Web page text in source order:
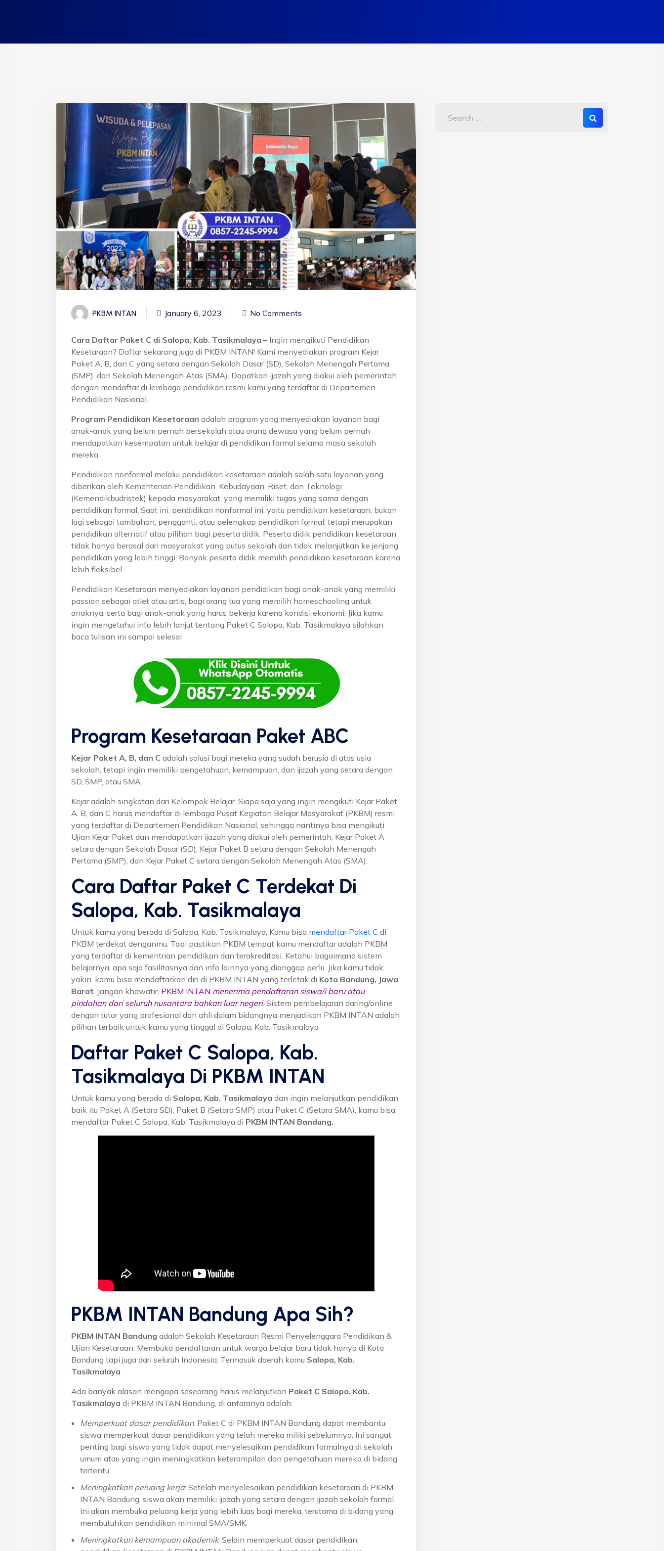
PKBM INTAN January 6, 2023 No Comments
Cara Daftar Paket C di Salopa, Kab. Tasikmalaya – Ingin mengikuti Pendidikan
Kesetaraan? Daftar sekarang juga di PKBM INTAN! Kami menyediakan program Kejar
Paket A, B, dan C yang setara dengan Sekolah Dasar (SD), Sekolah Menengah Pertama
(SMP), dan Sekolah Menengah Atas (SMA). Dapatkan ijazah yang diakui oleh pemerintah
dengan mendaftar di lembaga pendidikan resmi kami yang terdaftar di Departemen
Pendidikan Nasional.
Program Pendidikan Kesetaraan adalah program yang menyediakan layanan bagi
anak-anak yang belum pernah bersekolah atau orang dewasa yang belum pernah
mendapatkan kesempatan untuk belajar di pendidikan formal selama masa sekolah
mereka
Pendidikan nonformal melalui pendidikan kesetaraan adalah salah satu layanan yang
diberikan oleh Kementerian Pendidikan, Kebudayaan, Riset, dan Teknologi
(Kemendikbudristek) kepada masyarakat, yang memiliki tugas yang sama dengan
pendidikan formal. Saat ini, pendidikan nonformal ini, yaitu pendidikan kesetaraan, bukan
lagi sebagai tambahan, pengganti, atau pelengkap pendidikan formal, tetapi merupakan
pendidikan alternatif atau pilihan bagi peserta didik. Peserta didik pendidikan kesetaraan
tidak hanya berasal dari masyarakat yang putus sekolah dan tidak melanjutkan ke jenjang
pendidikan yang lebih tinggi. Banyak peserta didik memilih pendidikan kesetaraan karena
lebih fleksibel.
Pendidikan Kesetaraan menyediakan layanan pendidikan bagi anak-anak yang memiliki
passion sebagai atlet atau artis, bagi orang tua yang memilih homeschooling untuk
anaknya, serta bagi anak-anak yang harus bekerja karena kondisi ekonomi. Jika kamu
ingin mengetahui info lebih lanjut tentang Paket C Salopa, Kab. Tasikmalaya silahkan
baca tulisan ini sampai selesai
Program Kesetaraan Paket ABC
Kejar Paket A, B, dan C adalah solusi bagi mereka yang sudah berusia di atas usia
sekolah, tetapi ingin memiliki pengetahuan, kemampuan, dan ijazah yang setara dengan
SD, SMP, atau SMA.
Kejar adalah singkatan dari Kelompok Belajar. Siapa saja yang ingin mengikuti Kejar Paket
A, B, dan C harus mendaftar di lembaga Pusat Kegiatan Belajar Masyarakat (PKBM) resmi
yang terdaftar di Departemen Pendidikan Nasional, sehingga nantinya bisa mengikuti
Ujian Kejar Paket dan mendapatkan ijazah yang diakui oleh pemerintah. Kejar Paket A
setara dengan Sekolah Dasar (SD), Kejar Paket B setara dengan Sekolah Menengah
Pertama (SMP), dan Kejar Paket C setara dengan Sekolah Menengah Atas (SMA).
Cara Daftar Paket C Terdekat Di
Salopa, Kab. Tasikmalaya
Untuk kamu yang berada di Salopa, Kab. Tasikmalaya, Kamu bisa mendaftar Paket C di
PKBM terdekat denganmu. Tapi pastikan PKBM tempat kamu mendaftar adalah PKBM
yang terdaftar di kementrian pendidikan dan terakreditasi. Ketahui bagaimana sistem
belajarnya, apa saja fasilitasnya dan info lainnya yang dianggap perlu. Jika kamu tidak
yakin, kamu bisa mendaftarkan diri di PKBM INTAN yang terletak di Kota Bandung, Jawa
Barat . Jangan khawatir, PKBM INTAN menerima pendaftaran siswa/i baru atau
pindahan dari seluruh nusantara bahkan luar negeri. Sistem pembelajaran daring/online
dengan tutor yang profesional dan ahli dalam bidangnya menjadikan PKBM INTAN adalah
pilihan terbaik untuk kamu yang tinggal di Salopa, Kab. Tasikmalaya
Daftar Paket C Salopa, Kab.
Tasikmalaya Di PKBM INTAN
Untuk kamu yang berada di Salopa, Kab. Tasikmalaya dan ingin melanjutkan pendidikan
baik itu Paket A (Setara SD), Paket B (Setara SMP) atau Paket C (Setara SMA), kamu bisa
mendaftar Paket C Salopa, Kab. Tasikmalaya di PKBM INTAN Bandung.
PKBM INTAN Bandung Apa Sih?
PKBM INTAN Bandung adalah Sekolah Kesetaraan Resmi Penyelenggara Pendidikan &
Ujian Kesetaraan. Membuka pendaftaran untuk warga belajar baru tidak hanya di Kota
Bandung tapi juga dari seluruh Indonesia. Termasuk daerah kamu Salopa, Kab.
Tasikmalaya
Ada banyak alasan mengapa seseorang harus melanjutkan Paket C Salopa, Kab.
Tasikmalaya di PKBM INTAN Bandung, di antaranya adalah:
Memperkuat dasar pendidikan: Paket C di PKBM INTAN Bandung dapat membantu
siswa memperkuat dasar pendidikan yang telah mereka miliki sebelumnya. Ini sangat
penting bagi siswa yang tidak dapat menyelesaikan pendidikan formalnya di sekolah
umum atau yang ingin meningkatkan keterampilan dan pengetahuan mereka di bidang
tertentu.
Meningkatkan peluang kerja: Setelah menyelesaikan pendidikan kesetaraan di PKBM
INTAN Bandung, siswa akan memiliki ijazah yang setara dengan ijazah sekolah formal.
Ini akan membuka peluang kerja yang lebih luas bagi mereka, terutama di bidang yang
membutuhkan pendidikan minimal SMA/SMK.
Meningkatkan kemampuan akademik: Selain memperkuat dasar pendidikan,